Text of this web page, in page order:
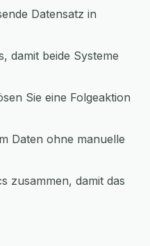
Datensatz in
damit beide Systeme
Sie eine Folgeaktion
Daten ohne manuelle
zusammen, damit das